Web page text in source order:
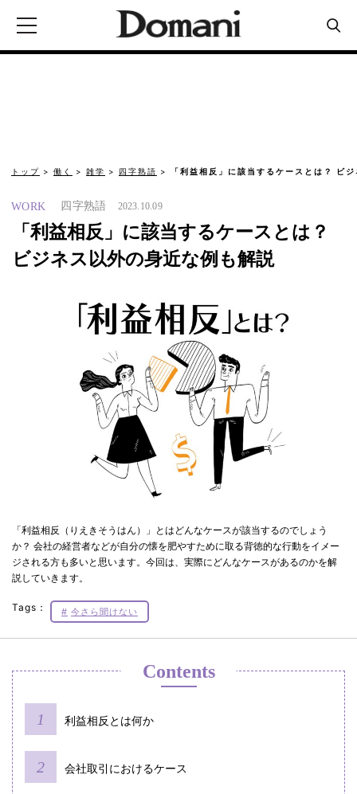
トップ 働く 雑学 四字熟語 「利益相反」に該当するケースとは？ ビ
WORK 四字熟語 2023.10.09
「利益相反」に該当するケースとは？
ビジネス以外の身近な例も解説
「利益相反（りえきそうはん）」とはどんなケースが該当するのでしょう
か？ 会社の経営者などが自分の懐を肥やすために取る背徳的な行動をイメー
ジされる方も多いと思います。今回は、実際にどんなケースがあるのかを解
説していきます。
Tags： 今さら聞けない
Contents
利益相反とは何か
会社取引におけるケース